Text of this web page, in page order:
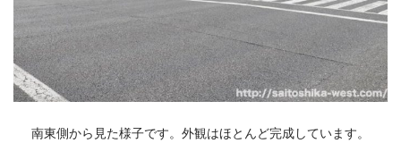
南東側から見た様子です。外観はほとんど完成しています。